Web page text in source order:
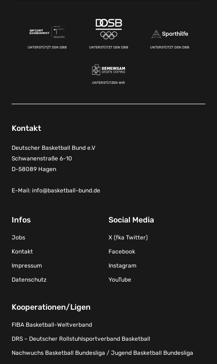
UNTERSTÜTZT DEN DBB UNTERSTÜTZT DEN DBB UNTERSTÜTZT DEN DBB
UNTERSTÜTZEN WIR
Kontakt
Deutscher Basketball Bund e.V
Schwanenstraße 6-10
D-58089 Hagen
E-Mail: info@basketball-bund.de
Infos
Jobs
Kontakt
Impressum
Datenschutz
Social Media
X (fka Twitter)
Facebook
Instagram
YouTube
Kooperationen/Ligen
FIBA Basketball-Weltverband
DRS – Deutscher Rollstuhlsportverband Basketball
Nachwuchs Basketball Bundesliga / Jugend Basketball Bundesliga